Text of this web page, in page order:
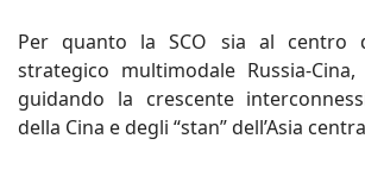
Per quanto la SCO sia al centro
strategico multimodale Russia-
guidando la crescente
della Cina e degli “stan” dell’Asia